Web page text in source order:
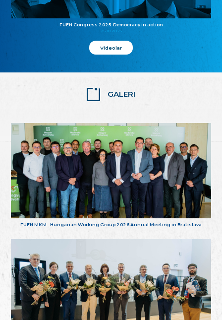
FUEN Congress 2025: Democracy in action
25.10.2025
Videolar
GALERI
FUEN MKM - Hungarian Working Group 2026 Annual Meeting in Bratislava